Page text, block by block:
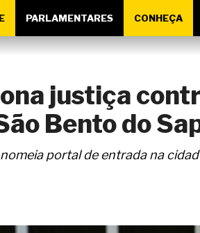
PARLAMENTARES CONHEÇA
justiça
Bento do
portal de entrada na